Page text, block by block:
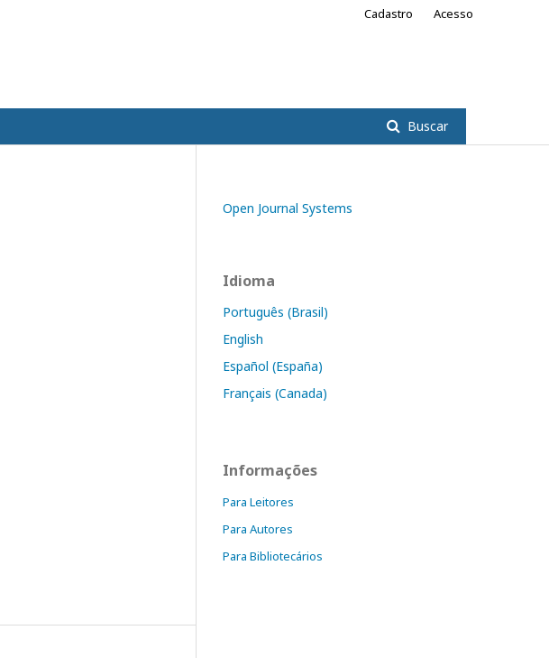
Buscar
Cadastro Acesso
Open Journal Systems
Idioma
Português (Brasil)
English
Español (España)
Français (Canada)
Informações
Para Leitores
Para Autores
Para Bibliotecários